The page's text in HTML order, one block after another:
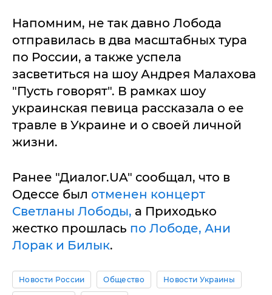
Напомним, не так давно Лобода
отправилась в два масштабных тура
по России, а также успела
засветиться на шоу Андрея Малахова
"Пусть говорят". В рамках шоу
украинская певица рассказала о ее
травле в Украине и о своей личной
жизни.
Ранее "Диалог.UA" сообщал, что в
Одессе был отменен концерт
Светланы Лободы, а Приходько
жестко прошлась по Лободе, Ани
Лорак и Билык.
Новости России Общество Новости Украины